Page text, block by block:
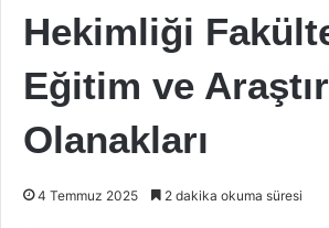
Hekimliği
Eğitim ve
Olanakları
4 Temmuz 2025 2 dakika okuma süresi